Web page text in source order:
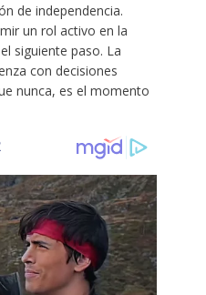
de independencia.
un rol activo en la
siguiente paso. La
con decisiones
nunca, es el momento